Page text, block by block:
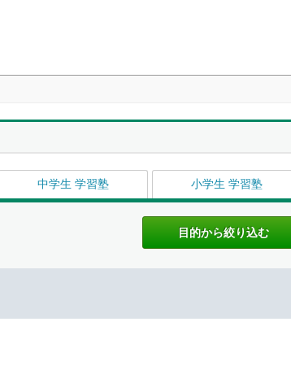
中学生 学習塾 小学生 学習塾